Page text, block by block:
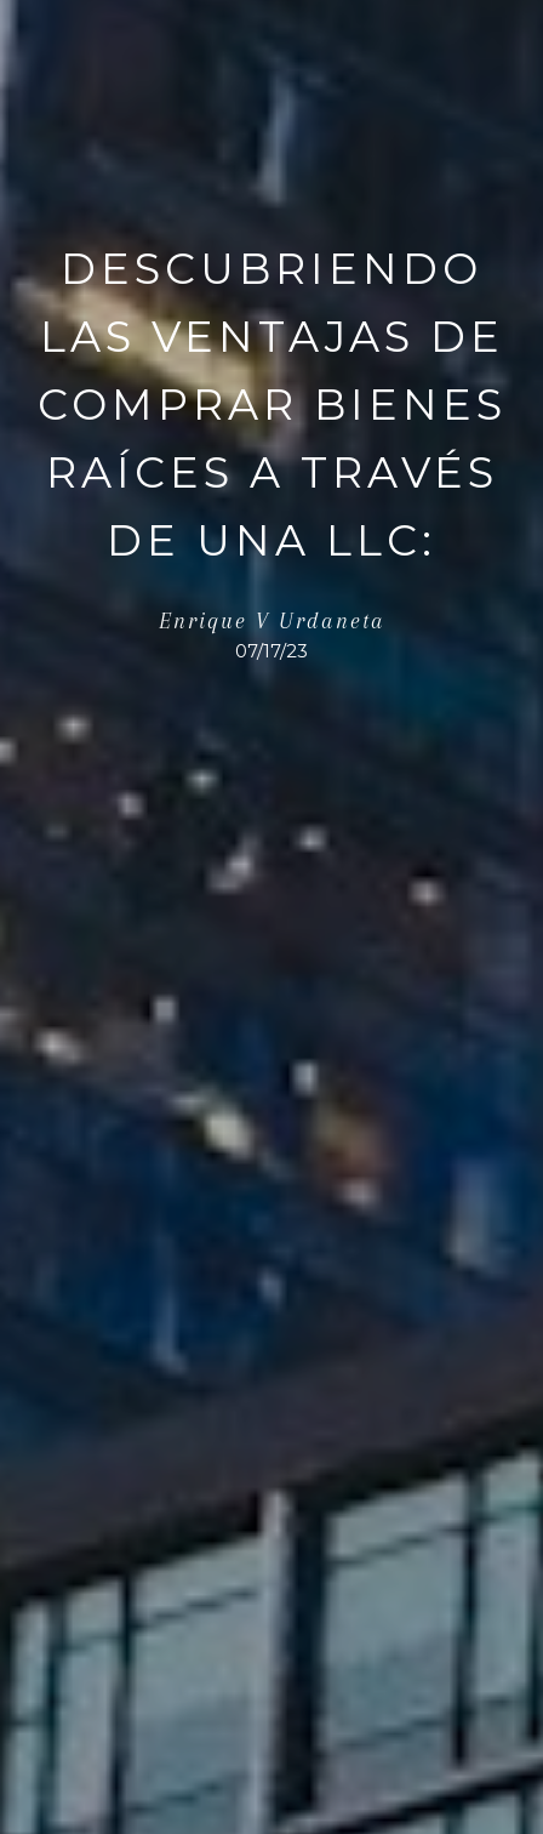
DESCUBRIENDO
LAS VENTAJAS DE
COMPRAR BIENES
RAÍCES A TRAVÉS
DE UNA LLC:
Enrique V Urdaneta
07/17/23